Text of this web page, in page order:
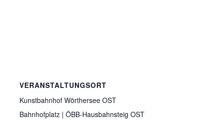
VERANSTALTUNGSORT
Kunstbahnhof Wörthersee OST
Bahnhofplatz | ÖBB-Hausbahnsteig OST